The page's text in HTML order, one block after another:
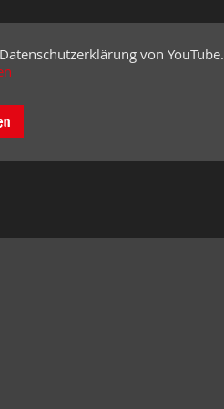
von YouTube.